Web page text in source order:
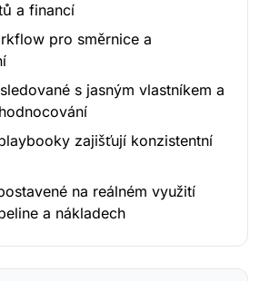
a financí
pro směrnice a
s jasným vlastníkem a
zajišťují konzistentní
na reálném využití
a nákladech